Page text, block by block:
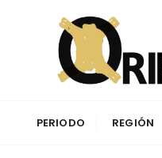
PERIODO REGIÓN